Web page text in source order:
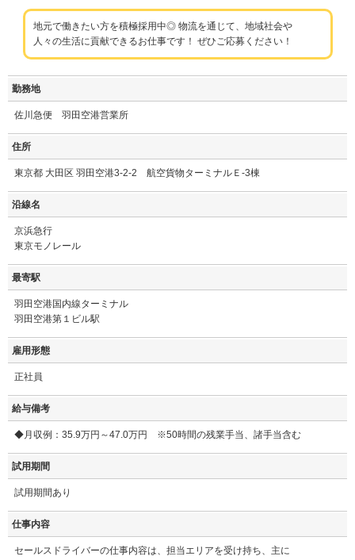
地元で働きたい方を積極採用中◎ 物流を通じて、地域社会や
人々の生活に貢献できるお仕事です！ ぜひご応募ください！
勤務地
佐川急便 羽田空港営業所
住所
東京都 大田区 羽田空港3-2-2 航空貨物ターミナルＥ-3棟
沿線名
京浜急行
東京モノレール
最寄駅
羽田空港国内線ターミナル
羽田空港第１ビル駅
雇用形態
正社員
給与備考
◆月収例：35.9万円～47.0万円 ※50時間の残業手当、諸手当含む
試用期間
試用期間あり
仕事内容
セールスドライバーの仕事内容は、担当エリアを受け持ち、主に